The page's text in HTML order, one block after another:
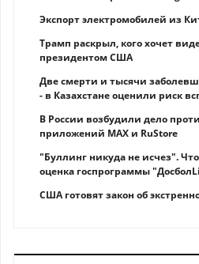
Экспорт электромобилей из
Трамп раскрыл, кого хочет
президентом США
Две смерти и тысячи
- в Казахстане оценили риск
В России возбудили дело
приложений MAX и RuStore
"Буллинг никуда не исчез".
оценка госпрограммы
США готовят закон об